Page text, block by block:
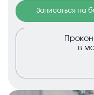
Записаться на
в